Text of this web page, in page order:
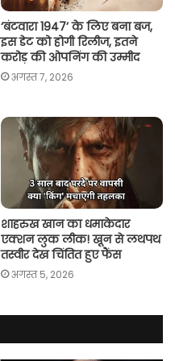
‘बंटवारा 1947’ के लिए बना बज,
इस डेट को होगी रिलीज, इतने
करोड़ की ओपनिंग की उम्मीद
अगस्त 7, 2026
शाहरुख खान का धमाकेदार
एक्शन लुक लीक! खून से लथपथ
तस्वीर देख चिंतित हुए फैंस
अगस्त 5, 2026